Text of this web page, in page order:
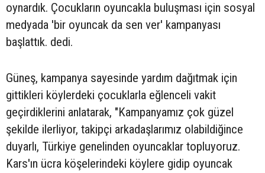
oynardık. Çocukların oyuncakla buluşması için sosyal
medyada 'bir oyuncak da sen ver' kampanyası
başlattık. dedi.
Güneş, kampanya sayesinde yardım dağıtmak için
gittikleri köylerdeki çocuklarla eğlenceli vakit
geçirdiklerini anlatarak, "Kampanyamız çok güzel
şekilde ilerliyor, takipçi arkadaşlarımız olabildiğince
duyarlı, Türkiye genelinden oyuncaklar topluyoruz.
Kars'ın ücra köşelerindeki köylere gidip oyuncak